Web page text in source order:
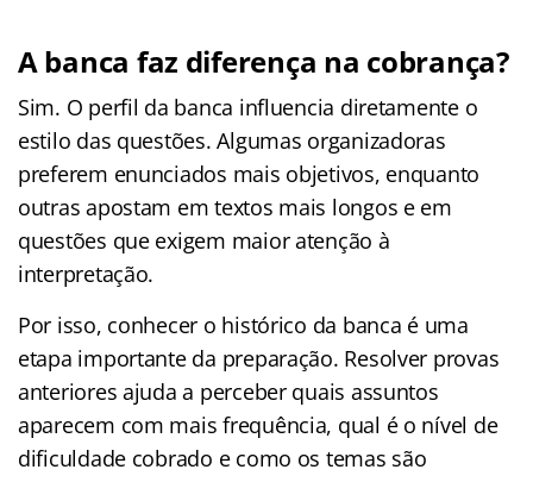
A banca faz diferença na cobrança?
Sim. O perfil da banca influencia diretamente o
estilo das questões. Algumas organizadoras
preferem enunciados mais objetivos, enquanto
outras apostam em textos mais longos e em
questões que exigem maior atenção à
interpretação.
Por isso, conhecer o histórico da banca é uma
etapa importante da preparação. Resolver provas
anteriores ajuda a perceber quais assuntos
aparecem com mais frequência, qual é o nível de
dificuldade cobrado e como os temas são